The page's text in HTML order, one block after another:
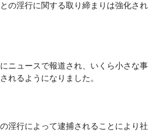
の淫行に関する取り締まりは強化され
ニュースで報道され、いくら小さな事
れるようになりました。
淫行によって逮捕されることにより社